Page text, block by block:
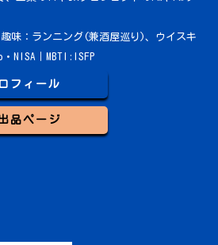
味：ランニング(兼酒屋巡り)、ウイスキ
NISA｜MBTI:ISFP
フィール
品ページ